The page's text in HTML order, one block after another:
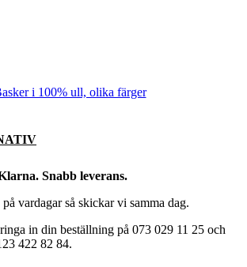
i 100% ull, olika färger
har
varianter.
De
olika
alternativen
Snabb leverans.
vardagar så skickar vi samma dag.
in din beställning på 073 029 11 25 och
422 82 84.